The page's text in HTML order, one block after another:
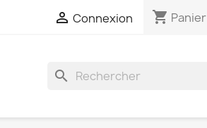
 Connexion shopping_cart Panier
search